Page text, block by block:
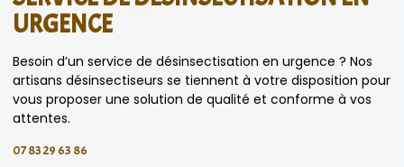
URGENCE
Besoin d’un service de désinsectisation en urgence ? Nos
artisans désinsectiseurs se tiennent à votre disposition pour
vous proposer une solution de qualité et conforme à vos
attentes.
07 83 29 63 86